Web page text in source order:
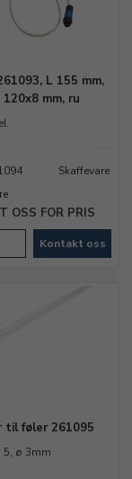
L 155 mm,
mm, ru
Skaffevare
OSS FOR PRIS
Kontakt oss
til føler 261095
5, ø 3mm